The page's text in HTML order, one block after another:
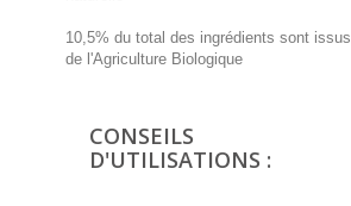
10,5% du total des ingrédients sont issus
de l'Agriculture Biologique
CONSEILS
D'UTILISATIONS :